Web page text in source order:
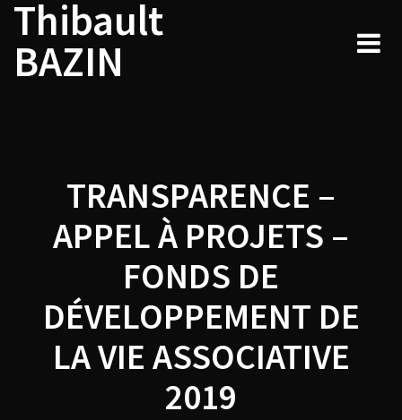
Skip
content
Thibault
BAZIN
TRANSPARENCE –
APPEL À PROJETS –
FONDS DE
DÉVELOPPEMENT DE
LA VIE ASSOCIATIVE
2019
Navigation
de